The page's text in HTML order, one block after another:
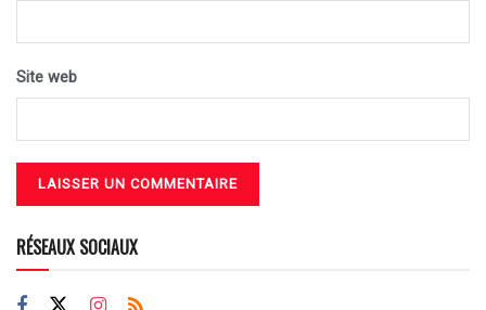
Site web
RÉSEAUX SOCIAUX